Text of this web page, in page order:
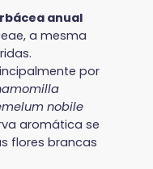
anual
a mesma
por
nobile
aromática se
flores brancas